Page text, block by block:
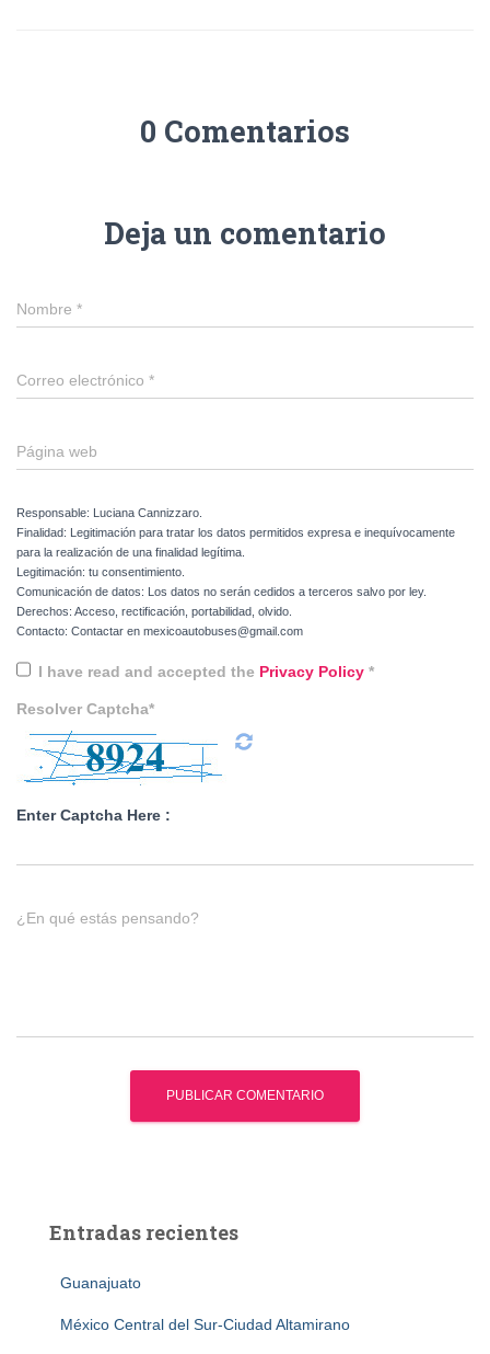
0 Comentarios
Deja un comentario
Nombre *
Correo electrónico *
Página web
Responsable: Luciana Cannizzaro.
Finalidad: Legitimación para tratar los datos permitidos expresa e inequívocamente
para la realización de una finalidad legítima.
Legitimación: tu consentimiento.
Comunicación de datos: Los datos no serán cedidos a terceros salvo por ley.
Derechos: Acceso, rectificación, portabilidad, olvido.
Contacto: Contactar en mexicoautobuses@gmail.com
I have read and accepted the Privacy Policy *
Resolver Captcha*
Enter Captcha Here :
¿En qué estás pensando?
Entradas recientes
Guanajuato
México Central del Sur-Ciudad Altamirano